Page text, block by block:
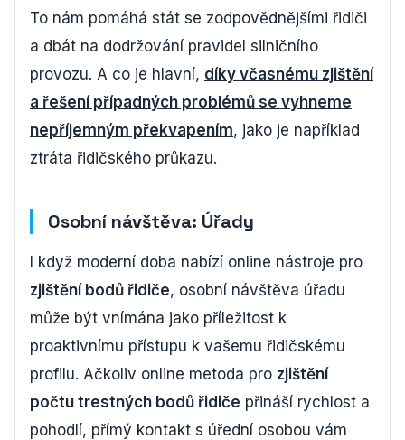
To nám pomáhá stát se zodpovědnějšími řidiči
a dbát na dodržování pravidel silničního
provozu. A co je hlavní, díky včasnému zjištění
a řešení případných problémů se vyhneme
nepříjemným překvapením, jako je například
ztráta řidičského průkazu.
Osobní návštěva: Úřady
I když moderní doba nabízí online nástroje pro
zjištění bodů řidiče, osobní návštěva úřadu
může být vnímána jako příležitost k
proaktivnímu přístupu k vašemu řidičskému
profilu. Ačkoliv online metoda pro zjištění
počtu trestných bodů řidiče přináší rychlost a
pohodlí, přímý kontakt s úřední osobou vám